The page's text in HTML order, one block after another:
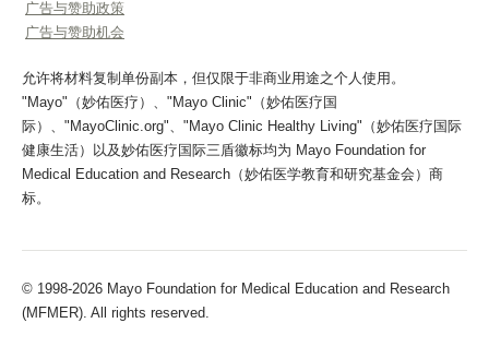
广告与赞助政策
广告与赞助机会
允许将材料复制单份副本，但仅限于非商业用途之个人使用。
"Mayo"（妙佑医疗）、"Mayo Clinic"（妙佑医疗国
际）、"MayoClinic.org"、"Mayo Clinic Healthy Living"（妙佑医疗国际
健康生活）以及妙佑医疗国际三盾徽标均为 Mayo Foundation for
Medical Education and Research（妙佑医学教育和研究基金会）商
标。
© 1998-2026 Mayo Foundation for Medical Education and Research
(MFMER). All rights reserved.